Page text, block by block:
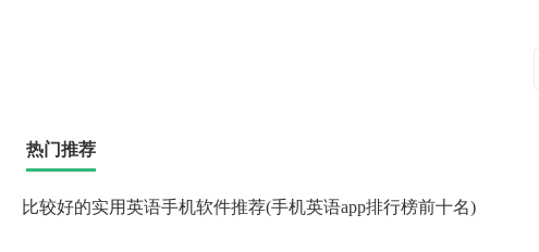
热门推荐
比较好的实用英语手机软件推荐(手机英语app排行榜前十名)